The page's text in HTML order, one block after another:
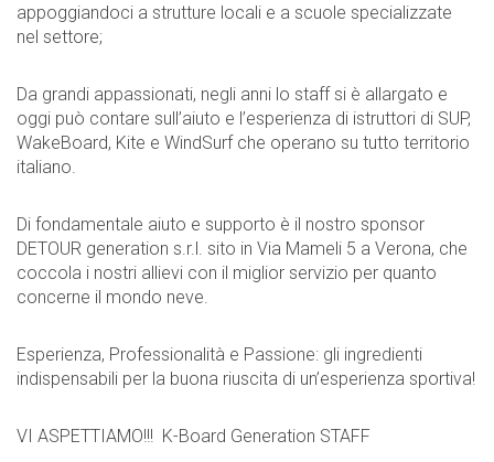
appoggiandoci a strutture locali e a scuole specializzate
nel settore;
Da grandi appassionati, negli anni lo staff si è allargato e
oggi può contare sull’aiuto e l’esperienza di istruttori di SUP,
WakeBoard, Kite e WindSurf che operano su tutto territorio
italiano.
Di fondamentale aiuto e supporto è il nostro sponsor
DETOUR generation s.r.l. sito in Via Mameli 5 a Verona, che
coccola i nostri allievi con il miglior servizio per quanto
concerne il mondo neve.
Esperienza, Professionalità e Passione: gli ingredienti
indispensabili per la buona riuscita di un’esperienza sportiva!
VI ASPETTIAMO!!! K-Board Generation STAFF